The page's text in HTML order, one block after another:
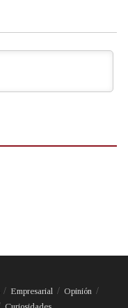
Empresarial
Opinión